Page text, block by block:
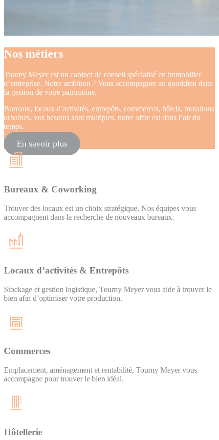
Nos métiers
Tourny Meyer est un cabinet de conseil spécialisé en immobilier
d’entreprise. Notre ambition ? Vous accompagner au quotidien dans
la gestion de votre patrimoine.
Bureaux, locaux d’activités, entrepôts, commerces, hôtels, mutations
urbaines, vos besoins sont multiples, notre offre est dans l’air du
temps.
En savoir plus
Bureaux & Coworking
Trouver des locaux est un choix stratégique. Nos équipes vous
accompagnent dans la recherche de nouveaux bureaux.
Locaux d’activités & Entrepôts
Stockage et gestion logistique, Tourny Meyer vous aide à trouver le
bien afin d’optimiser votre production.
Commerces
Emplacement, aménagement et rentabilité, Tourny Meyer vous
accompagne pour trouver le bien idéal.
Hôtellerie